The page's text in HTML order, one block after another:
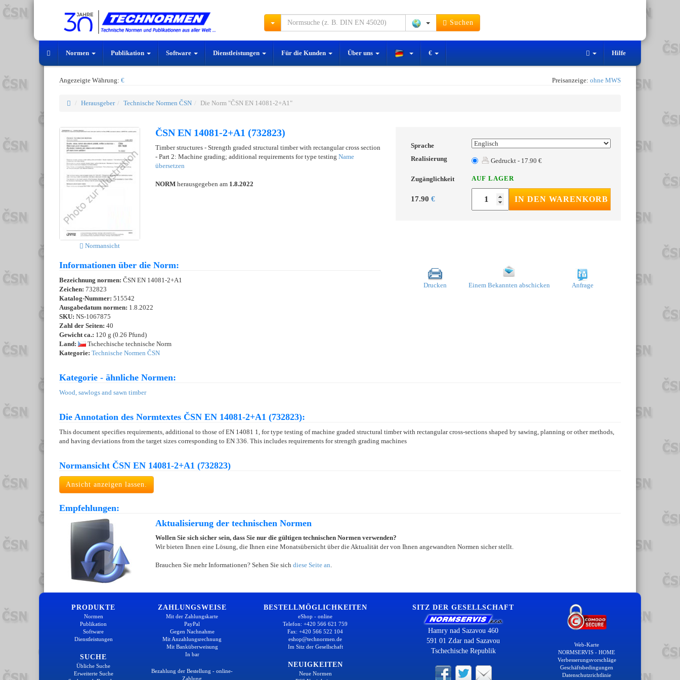
Suchen
Normen Publikation Software Dienstleistungen Für die Kunden Über uns € Hilfe
Angezeigte Währung: € Preisanzeige: ohne MWS
Herausgeber Technische Normen ČSN Die Norm "ČSN EN 14081-2+A1"
Normansicht
ČSN EN 14081-2+A1 (732823)
Timber structures - Strength graded structural timber with rectangular cross section
- Part 2: Machine grading; additional requirements for type testing Name
übersetzen
NORM herausgegeben am 1.8.2022
Sprache
Realisierung
Gedruckt - 17.90 €
Zugänglichkeit AUF LAGER
17.90 € IN DEN WARENKORB
Informationen über die Norm:
Bezeichnung normen: ČSN EN 14081-2+A1
Zeichen: 732823
Katalog-Nummer: 515542
Ausgabedatum normen: 1.8.2022
SKU: NS-1067875
Zahl der Seiten: 40
Gewicht ca.: 120 g (0.26 Pfund)
Land:
Tschechische technische Norm
Kategorie: Technische Normen ČSN
Drucken Einem Bekannten abschicken Anfrage
Kategorie - ähnliche Normen:
Wood, sawlogs and sawn timber
Die Annotation des Normtextes ČSN EN 14081-2+A1 (732823):
This document specifies requirements, additional to those of EN 14081 1, for type testing of machine graded structural timber with rectangular cross-sections shaped by sawing, planning or other methods,
and having deviations from the target sizes corresponding to EN 336. This includes requirements for strength grading machines
Normansicht ČSN EN 14081-2+A1 (732823)
Ansicht anzeigen lassen.
Empfehlungen:
Aktualisierung der technischen Normen
Wollen Sie sich sicher sein, dass Sie nur die gültigen technischen Normen verwenden?
Wir bieten Ihnen eine Lösung, die Ihnen eine Monatsübersicht über die Aktualität der von Ihnen angewandten Normen sicher stellt.
Brauchen Sie mehr Informationen? Sehen Sie sich diese Seite an.
PRODUKTE
Normen
Publikation
Software
Dienstleistungen
SUCHE
Übliche Suche
Erweiterte Suche
ZAHLUNGSWEISE
Mit der Zahlungskarte
PayPal
Gegen Nachnahme
Mit Anzahlungsrechnung
Mit Banküberweisung
In bar
Bezahlung der Bestellung - online-
Zahlung
BESTELLMÖGLICHKEITEN
eShop - online
Telefon: +420 566 621 759
Fax: +420 566 522 104
eshop@technormen.de
Im Sitz der Gesellschaft
NEUIGKEITEN
Neue Normen
SITZ DER GESELLSCHAFT
Hamry nad Sazavou 460
591 01 Zdar nad Sazavou
Tschechische Republik
Web-Karte
NORMSERVIS - HOME
Verbesserungsvorschläge
Geschäftsbedingungen
Datenschutzrichtlinie